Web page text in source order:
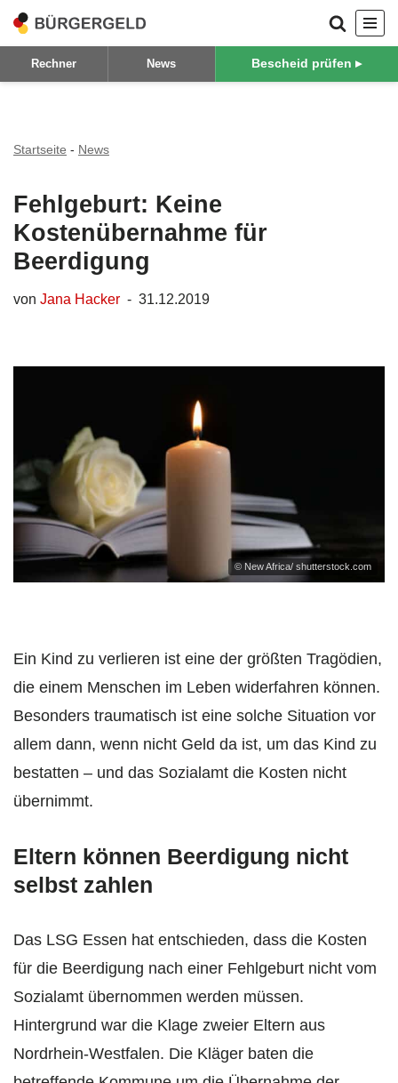
Zum
Inhalt
Rechner News Bescheid prüfen ▸
Startseite - News
Fehlgeburt: Keine
Kostenübernahme für
Beerdigung
von Jana Hacker 31.12.2019
© New Africa/ shutterstock.com
Ein Kind zu verlieren ist eine der größten Tragödien,
die einem Menschen im Leben widerfahren können.
Besonders traumatisch ist eine solche Situation vor
allem dann, wenn nicht Geld da ist, um das Kind zu
bestatten – und das Sozialamt die Kosten nicht
übernimmt.
Eltern können Beerdigung nicht
selbst zahlen
Das LSG Essen hat entschieden, dass die Kosten
für die Beerdigung nach einer Fehlgeburt nicht vom
Sozialamt übernommen werden müssen.
Hintergrund war die Klage zweier Eltern aus
Nordrhein-Westfalen. Die Kläger baten die